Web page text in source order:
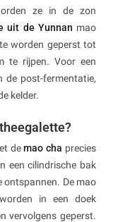
ze in de zon
uit de Yunnan mao
worden geperst tot
te rijpen. Voor een
de post-fermentatie,
kelder.
demao cha precies
een cilindrische bak
ontspannen. De mao
in een doek
vervolgens geperst.